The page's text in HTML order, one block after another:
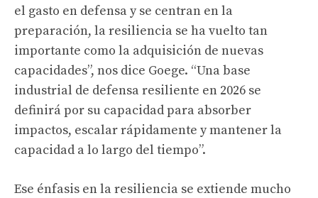
el gasto en defensa y se centran en la
preparación, la resiliencia se ha vuelto tan
importante como la adquisición de nuevas
capacidades”, nos dice Goege. “Una base
industrial de defensa resiliente en 2026 se
definirá por su capacidad para absorber
impactos, escalar rápidamente y mantener la
capacidad a lo largo del tiempo”.
Ese énfasis en la resiliencia se extiende mucho